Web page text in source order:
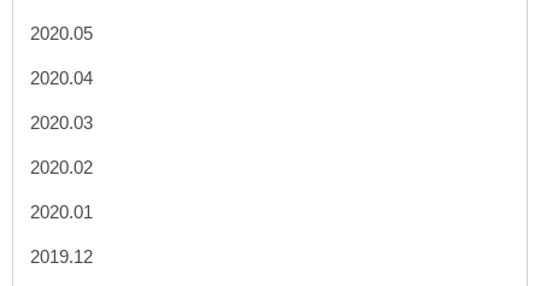
2020.05
2020.04
2020.03
2020.02
2020.01
2019.12